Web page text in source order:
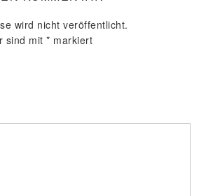
wird nicht veröffentlicht.
sind mit* markiert